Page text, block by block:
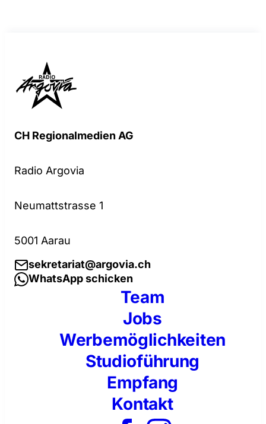
CH Regionalmedien AG
Radio Argovia
Neumattstrasse 1
5001 Aarau
sekretariat@argovia.ch
WhatsApp schicken
Team
Jobs
Werbemöglichkeiten
Studioführung
Empfang
Kontakt